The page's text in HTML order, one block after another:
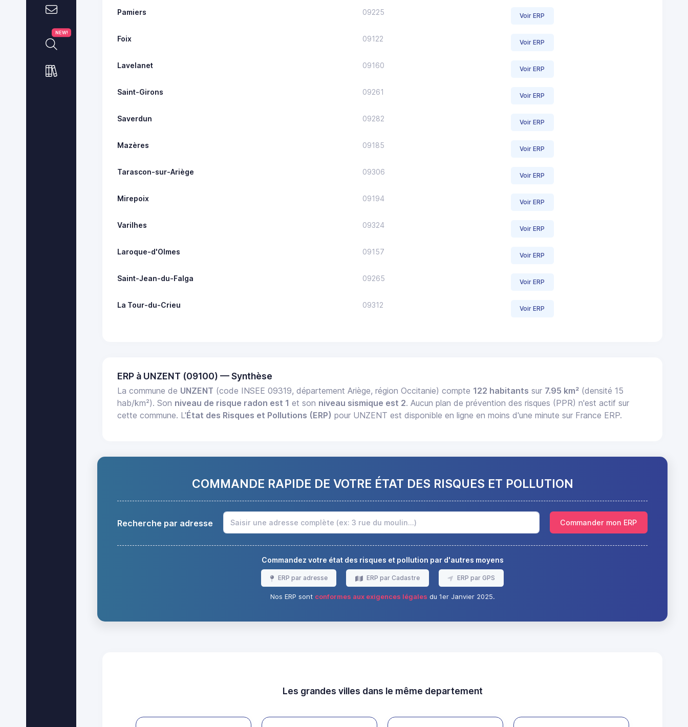
NEW!
Pamiers 09225 Voir ERP
Foix 09122 Voir ERP
Lavelanet 09160 Voir ERP
Saint-Girons 09261 Voir ERP
Saverdun 09282 Voir ERP
Mazères 09185 Voir ERP
Tarascon-sur-Ariège 09306 Voir ERP
Mirepoix 09194 Voir ERP
Varilhes 09324 Voir ERP
Laroque-d'Olmes 09157 Voir ERP
Saint-Jean-du-Falga 09265 Voir ERP
La Tour-du-Crieu 09312 Voir ERP
ERP à UNZENT (09100) — Synthèse
La commune de UNZENT (code INSEE 09319, département Ariège, région Occitanie) compte 122 habitants sur 7.95 km² (densité 15
hab/km²). Son niveau de risque radon est 1 et son niveau sismique est 2. Aucun plan de prévention des risques (PPR) n'est actif sur
cette commune. L'État des Risques et Pollutions (ERP) pour UNZENT est disponible en ligne en moins d'une minute sur France ERP.
COMMANDE RAPIDE DE VOTRE ÉTAT DES RISQUES ET POLLUTION
Recherche par adresse Commander mon ERP
Commandez votre état des risques et pollution par d'autres moyens
ERP par adresse ERP par Cadastre ERP par GPS
Nos ERP sont conformes aux exigences légales du 1er Janvier 2025.
Les grandes villes dans le même departement